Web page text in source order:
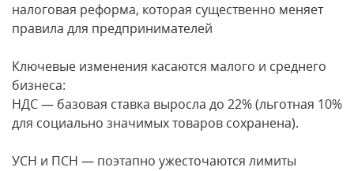
налоговая реформа, которая существенно меняет
правила для предпринимателей
Ключевые изменения касаются малого и среднего
бизнеса:
НДС — базовая ставка выросла до 22% (льготная 10%
для социально значимых товаров сохранена).
УСН и ПСН — поэтапно ужесточаются лимиты